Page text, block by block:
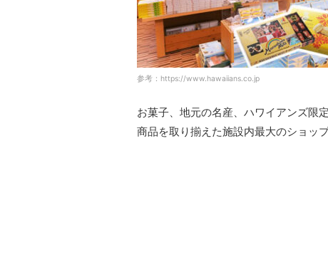
参考：https://www.hawaiians.co.jp
お菓子、地元の名産、ハワイアンズ限
商品を取り揃えた施設内最大のショップ